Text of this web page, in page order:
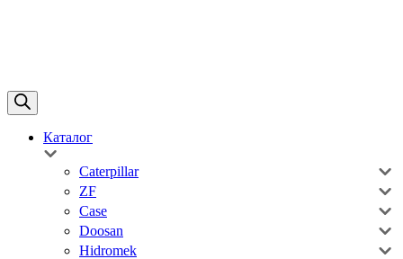
Каталог
Caterpillar
ZF
Case
Doosan
Hidromek